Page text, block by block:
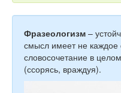
Игры
Учитель
Фразеологизм –
смысл имеет не каждое
словосочетание в
(ссорясь, враждуя).